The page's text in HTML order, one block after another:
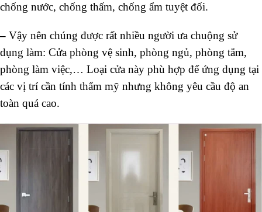
chống nước, chống thấm, chống ẩm tuyệt đối.
– Vậy nên chúng được rất nhiều người ưa chuộng sử
dụng làm: Cửa phòng vệ sinh, phòng ngủ, phòng tắm,
phòng làm việc,… Loại cửa này phù hợp để ứng dụng tại
các vị trí cần tính thẩm mỹ nhưng không yêu cầu độ an
toàn quá cao.